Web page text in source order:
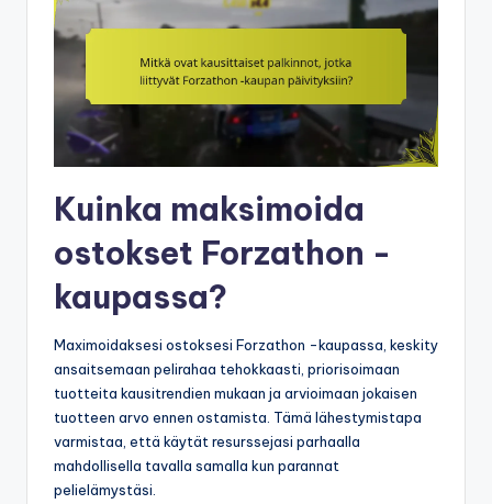
Kuinka maksimoida
ostokset Forzathon -
kaupassa?
Maximoidaksesi ostoksesi Forzathon -kaupassa, keskity
ansaitsemaan pelirahaa tehokkaasti, priorisoimaan
tuotteita kausitrendien mukaan ja arvioimaan jokaisen
tuotteen arvo ennen ostamista. Tämä lähestymistapa
varmistaa, että käytät resurssejasi parhaalla
mahdollisella tavalla samalla kun parannat
pelielämystäsi.